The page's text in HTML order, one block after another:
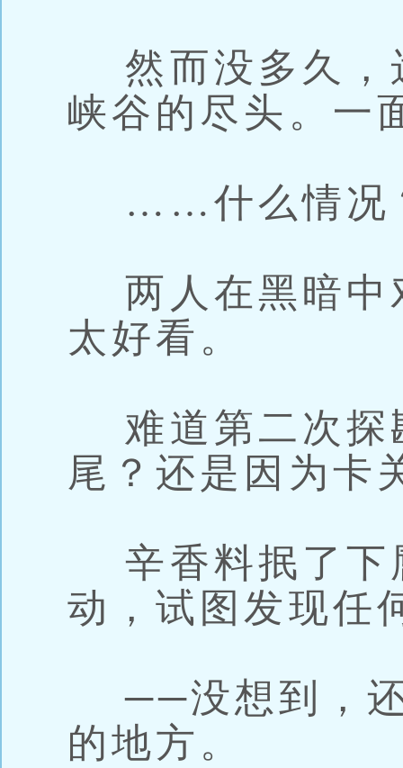
然而没多久，
峡谷的尽头。一
……什么情况
两人在黑暗中
太好看。
难道第二次探
尾？还是因为卡
辛香料抿了下
动，试图发现任
──没想到，还
的地方。